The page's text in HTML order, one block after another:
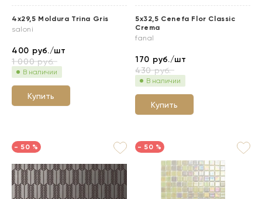
4x29,5 Moldura Trina Gris
saloni
400 руб./шт
1 000руб.
В наличии
Купить
5x32,5 Cenefa Flor Classic
Crema
fanal
170 руб./шт
430руб.
В наличии
Купить
- 50 % - 50 %